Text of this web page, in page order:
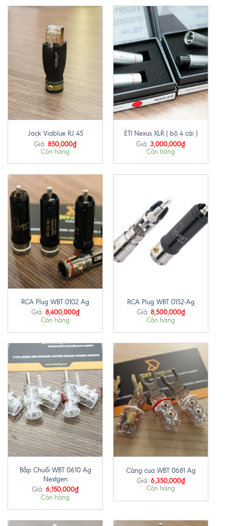
Jack Viablue RJ 45
Giá: 850,000₫
Còn hàng
ETI Nexus XLR ( bộ 4 cái )
Giá: 3,000,000₫
Còn hàng
RCA Plug WBT 0102 Ag
Giá: 8,400,000₫
Còn hàng
RCA Plug WBT 0152-Ag
Giá: 8,500,000₫
Còn hàng
Bắp Chuối WBT 0610 Ag
Nextgen
Giá: 6,150,000₫
Còn hàng
Càng cua WBT 0681 Ag
Giá: 6,350,000₫
Còn hàng